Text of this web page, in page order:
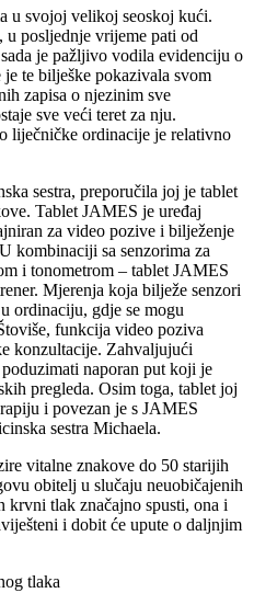
u svojoj velikoj seoskoj kući.
posljednje vrijeme pati od
je pažljivo vodila evidenciju o
te bilješke pokazivala svom
zapisa o njezinim sve
sve veći teret za nju.
liječničke ordinacije je relativno
sestra, preporučila joj je tablet
Tablet JAMES je uređaj
za video pozive i bilježenje
kombinaciji sa senzorima za
i tonometrom – tablet JAMES
Mjerenja koja bilježe senzori
ordinaciju, gdje se mogu
funkcija video poziva
konzultacije. Zahvaljujući
naporan put koji je
pregleda. Osim toga, tablet joj
i povezan je s JAMES
sestra Michaela.
vitalne znakove do 50 starijih
obitelj u slučaju neuobičajenih
krvni tlak značajno spusti, ona i
i dobit će upute o daljnjim
tlaka